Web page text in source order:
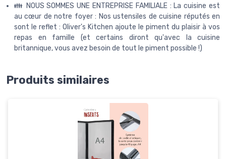
👪 NOUS SOMMES UNE ENTREPRISE FAMILIALE : La cuisine est
au cœur de notre foyer : Nos ustensiles de cuisine réputés en
sont le reflet : Oliver's Kitchen ajoute le piment du plaisir à vos
repas en famille (et certains diront qu'avec la cuisine
britannique, vous avez besoin de tout le piment possible !)
Produits similaires